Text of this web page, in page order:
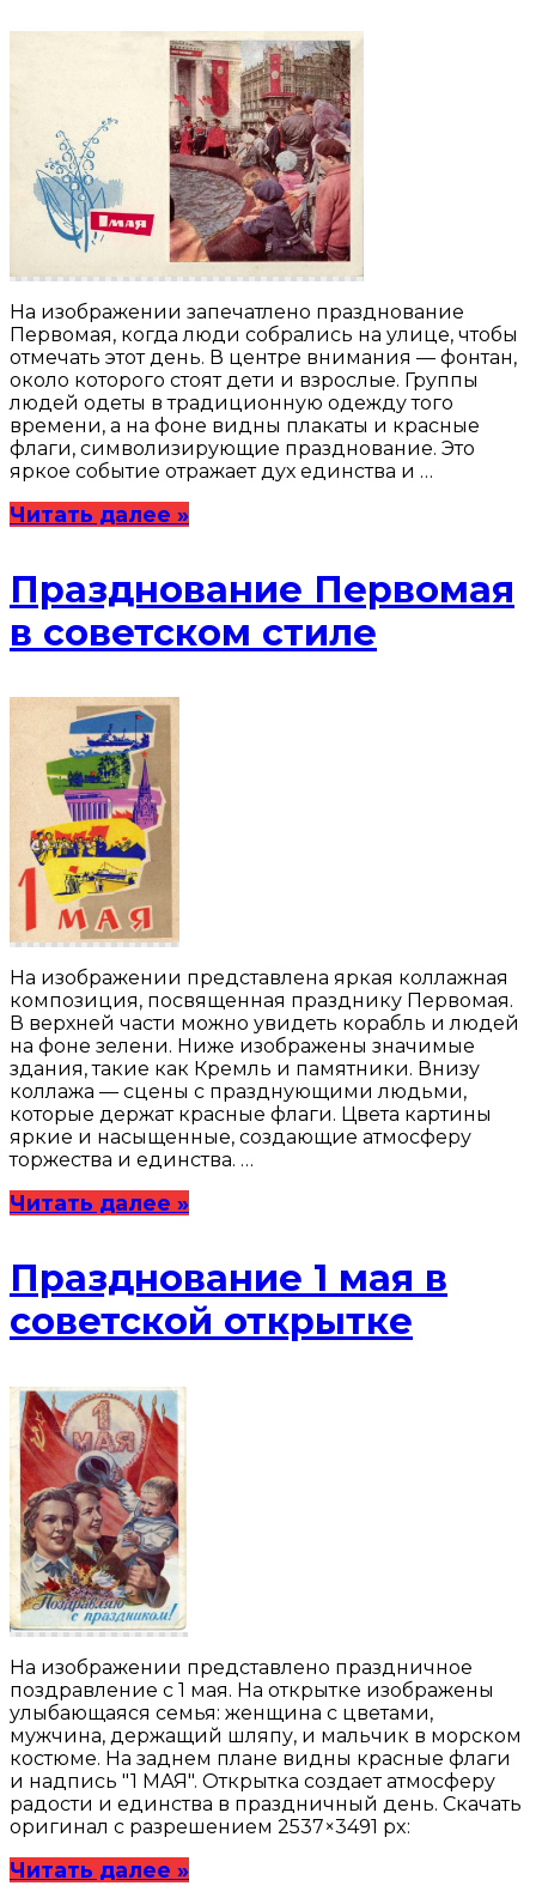
На изображении запечатлено празднование
Первомая, когда люди собрались на улице, чтобы
отмечать этот день. В центре внимания — фонтан,
около которого стоят дети и взрослые. Группы
людей одеты в традиционную одежду того
времени, а на фоне видны плакаты и красные
флаги, символизирующие празднование. Это
яркое событие отражает дух единства и …
Читать далее »
Празднование Первомая
в советском стиле
На изображении представлена яркая коллажная
композиция, посвященная празднику Первомая.
В верхней части можно увидеть корабль и людей
на фоне зелени. Ниже изображены значимые
здания, такие как Кремль и памятники. Внизу
коллажа — сцены с празднующими людьми,
которые держат красные флаги. Цвета картины
яркие и насыщенные, создающие атмосферу
торжества и единства. …
Читать далее »
Празднование 1 мая в
советской открытке
На изображении представлено праздничное
поздравление с 1 мая. На открытке изображены
улыбающаяся семья: женщина с цветами,
мужчина, держащий шляпу, и мальчик в морском
костюме. На заднем плане видны красные флаги
и надпись "1 МАЯ". Открытка создает атмосферу
радости и единства в праздничный день. Скачать
оригинал с разрешением 2537×3491 px:
Читать далее »